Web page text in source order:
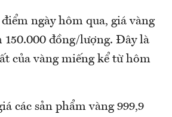
ngày hôm qua, giá vàng
150.000 đồng/lượng. Đây là
của vàng miếng kể từ hôm
các sản phẩm vàng 999,9